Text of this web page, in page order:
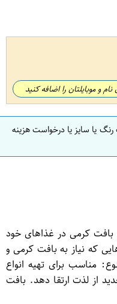
و موبایلتان را اضافه کنید
یا سایز یا درخواست هزینه
که به دنبال طعم غنی و بافت کرمی در غذاهای خود
که نیاز به بافت کرمی و
متنوع: مناسب برای تهیه انواع
از لذت ارتقا دهد. بافت